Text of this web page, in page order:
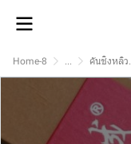
Home-8 ... คันชิงหลิว.